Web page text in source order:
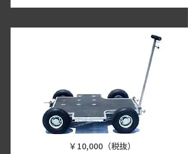
￥10,000（税抜）